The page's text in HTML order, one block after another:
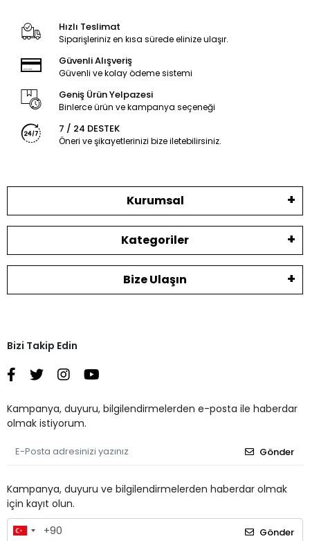
Hızlı Teslimat
Siparişleriniz en kısa sürede elinize ulaşır.
Güvenli Alışveriş
Güvenli ve kolay ödeme sistemi
Geniş Ürün Yelpazesi
Binlerce ürün ve kampanya seçeneği
7 / 24 DESTEK
Öneri ve şikayetlerinizi bize iletebilirsiniz.
Kurumsal
Kategoriler
Bize Ulaşın
Bizi Takip Edin
Kampanya, duyuru, bilgilendirmelerden e-posta ile haberdar
olmak istiyorum.
Gönder
Kampanya, duyuru ve bilgilendirmelerden haberdar olmak
için kayıt olun.
Gönder